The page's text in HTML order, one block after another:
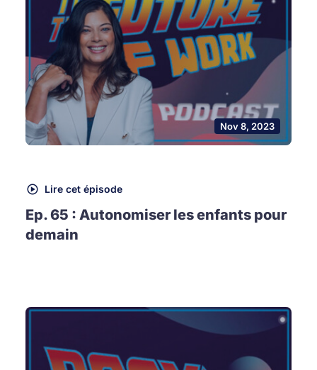
Nov 8, 2023
Lire cet épisode
Ep. 65 : Autonomiser les enfants pour
demain